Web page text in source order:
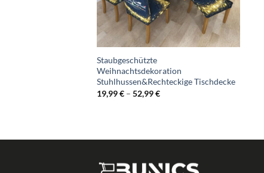
Staubgeschützte
Weihnachtsdekoration
Stuhlhussen&Rechteckige Tischdecke
19,99€ – 52,99€Preisspanne: